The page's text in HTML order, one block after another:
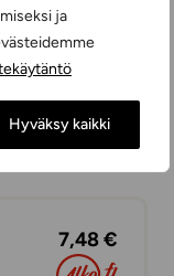
ja
Hyväksy kaikki
7,48 €